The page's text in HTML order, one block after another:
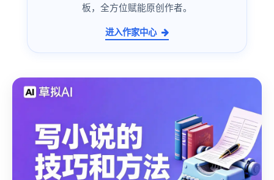
板，全方位赋能原创作者。
进入作家中心